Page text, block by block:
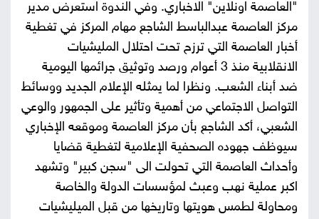
صور
من
إتصل
بنا
"العاصمة اونلاين" الاخباري. وفي الندوة استعرض مدير
مركز العاصمة عبدالباسط الشاجع مهام المركز في تغطية
أخبار العاصمة التي ترزح تحت احتلال المليشيات
الانقلابية منذ 3 أعوام ورصد وتوثيق جرائمها اليومية
ضد أبناء الشعب. ونظرا لما يمثله الإعلام الجديد ووسائط
التواصل الاجتماعي من أهمية وتأثير على الجمهور والوعي
الشعبي، أكد الشاجع بأن مركز العاصمة وموقعه الإخباري
سيوظف جهوده الصحفية الإعلامية لتغطية قضايا
وأحداث العاصمة التي تحولت الى "سجن كبير" وتشهد
اكبر عملية نهب وعبث لمؤسسات الدولة والخاصة
ومحاولة لطمس هويتها وتاريخها من قبل الميليشيات